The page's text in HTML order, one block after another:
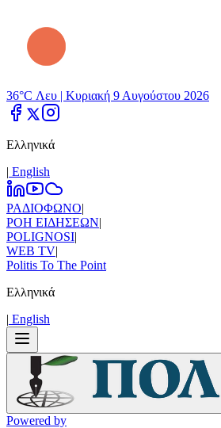
36°C Λευ | Κυριακή 9 Αυγούστου 2026
Ελληνικά
| Εnglish
ΡΑΔΙΟΦΩΝΟ|
ΡΟΗ ΕΙΔΗΣΕΩΝ|
POLIGNOSI|
WEB TV|
Politis To The Point
Ελληνικά
| Εnglish
Powered by